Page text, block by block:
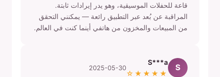
قاعة للحفلات الموسيقية، وهو يدر إيرادات ثابتة.
المراقبة عن بُعد عبر التطبيق رائعة — يمكنني التحقق
من المبيعات والمخزون من هاتفي أينما كنت في العالم.
S
S***a
★★★★☆
2025-05-30